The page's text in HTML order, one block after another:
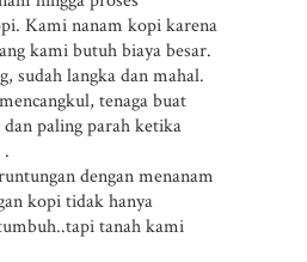
Kami nanam kopi karena
kami butuh biaya besar.
sudah langka dan mahal.
tenaga buat
paling parah ketika
.
dengan menanam
kopi tidak hanya
tanah kami